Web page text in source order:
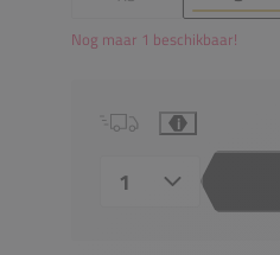
Nog maar 1 beschikbaar!
i